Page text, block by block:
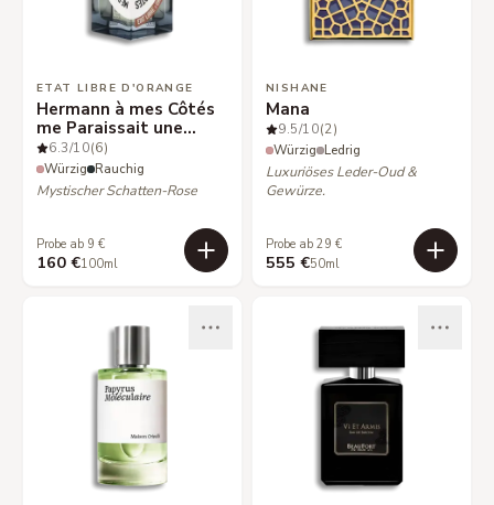
ETAT LIBRE D'ORANGE
Hermann à mes Côtés
me Paraissait une
Ombre
6.3/10(6)
Würzig Rauchig
Mystischer Schatten-Rose
Probe ab 9 €
160 €100ml
NISHANE
Mana
9.5/10(2)
Würzig Ledrig
Luxuriöses Leder-Oud &
Gewürze.
Probe ab 29 €
555 €50ml